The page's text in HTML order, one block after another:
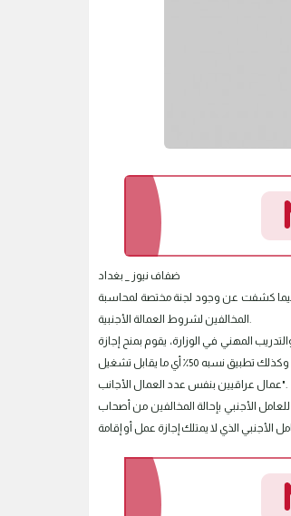
ضفاف نيوز _ بغداد
فيما كشفت عن وجود لجنة مختصة لمحاسبة
المخالفين لشروط العمالة الأجنبية.
المهني في الوزارة، يقوم بمنح إجازة
عمل للعامل الماهر في القطاع الخاص بالإضافة إلى شرط امتلاكه شهادة خبر مصدقة من قبل وزارة الخارجية العراقية، وكذلك تطبيق نسبه 50٪؜ أي ما يقابل تشغيل
عمال عراقيين بنفس عدد العمال الأجانب".
الأجنبي بإحالة المخالفين من أصحاب